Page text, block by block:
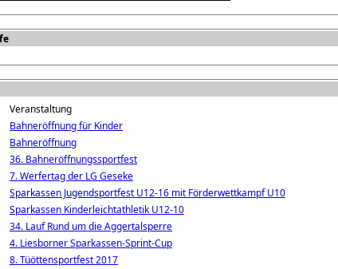
Veranstaltung
Bahneröffnung für Kinder
Bahneröffnung
36. Bahneröffnungssportfest
7. Werfertag der LG Geseke
Sparkassen Jugendsportfest U12-16 mit Förderwettkampf U10
Sparkassen Kinderleichtathletik U12-10
34. Lauf Rund um die Aggertalsperre
4. Liesborner Sparkassen-Sprint-Cup
8. Tüöttensportfest 2017